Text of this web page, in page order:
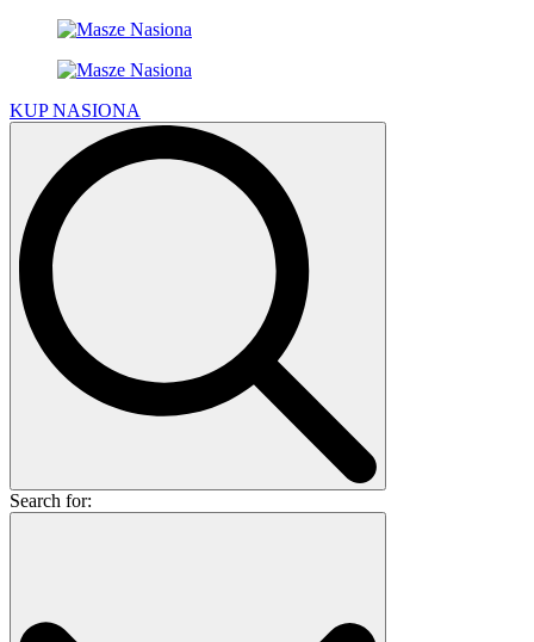
KUP NASIONA
Search for: